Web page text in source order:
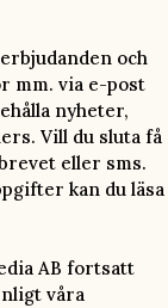
och
mm. via e-post
nyheter,
Vill du sluta få
eller sms.
kan du läsa
AB fortsatt
våra